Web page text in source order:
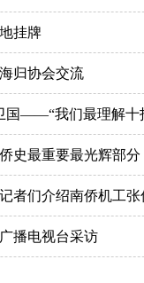
挂牌
归协会交流
国——“我们最理解十
史最重要最光辉部分
者们介绍南侨机工
播电视台采访